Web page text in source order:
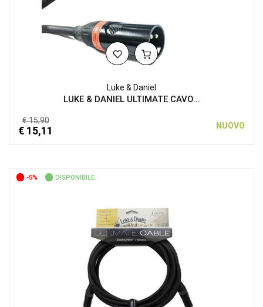
Luke & Daniel
LUKE & DANIEL ULTIMATE CAVO...
€ 15,90
€ 15,11 NUOVO
-5% DISPONIBILE